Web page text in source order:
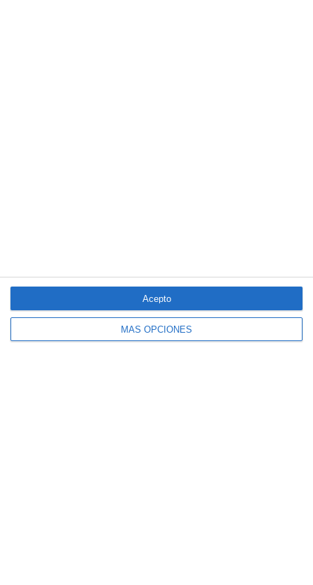
MÁS OPCIONES
Acepto
especiales ante los últimos incendios
forestales